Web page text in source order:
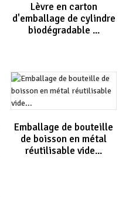
Lèvre en carton
d'emballage de cylindre
biodégradable ...
Emballage de bouteille
de boisson en métal
réutilisable vide...